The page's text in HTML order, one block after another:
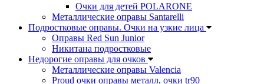
Очки для детей POLARONE
Металлические оправы Santarelli
Подростковые оправы. Очки на узкие лица
Оправы Red Sun Junior
Никитана подростковые
Недорогие оправы для очков
Металлические оправы Valencia
Proud очки оправы металл, очки tr90